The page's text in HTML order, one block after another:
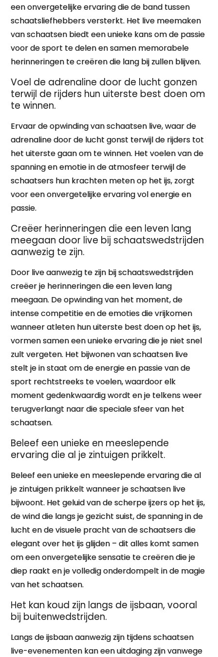
een onvergetelijke ervaring die de band tussen
schaatsliefhebbers versterkt. Het live meemaken
van schaatsen biedt een unieke kans om de passie
voor de sport te delen en samen memorabele
herinneringen te creëren die lang bij zullen blijven.
Voel de adrenaline door de lucht gonzen
terwijl de rijders hun uiterste best doen om
te winnen.
Ervaar de opwinding van schaatsen live, waar de
adrenaline door de lucht gonst terwijl de rijders tot
het uiterste gaan om te winnen. Het voelen van de
spanning en emotie in de atmosfeer terwijl de
schaatsers hun krachten meten op het ijs, zorgt
voor een onvergetelijke ervaring vol energie en
passie.
Creëer herinneringen die een leven lang
meegaan door live bij schaatswedstrijden
aanwezig te zijn.
Door live aanwezig te zijn bij schaatswedstrijden
creëer je herinneringen die een leven lang
meegaan. De opwinding van het moment, de
intense competitie en de emoties die vrijkomen
wanneer atleten hun uiterste best doen op het ijs,
vormen samen een unieke ervaring die je niet snel
zult vergeten. Het bijwonen van schaatsen live
stelt je in staat om de energie en passie van de
sport rechtstreeks te voelen, waardoor elk
moment gedenkwaardig wordt en je telkens weer
terugverlangt naar die speciale sfeer van het
schaatsen.
Beleef een unieke en meeslepende
ervaring die al je zintuigen prikkelt.
Beleef een unieke en meeslepende ervaring die al
je zintuigen prikkelt wanneer je schaatsen live
bijwoont. Het geluid van de scherpe ijzers op het ijs,
de wind die langs je gezicht suist, de spanning in de
lucht en de visuele pracht van de schaatsers die
elegant over het ijs glijden – dit alles komt samen
om een onvergetelijke sensatie te creëren die je
diep raakt en je volledig onderdompelt in de magie
van het schaatsen.
Het kan koud zijn langs de ijsbaan, vooral
bij buitenwedstrijden.
Langs de ijsbaan aanwezig zijn tijdens schaatsen
live-evenementen kan een uitdaging zijn vanwege